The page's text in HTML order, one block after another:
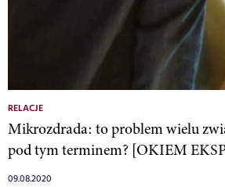
RELACJE
Mikrozdrada: to problem wielu
pod tym terminem? [OKIEM
09.08.2020